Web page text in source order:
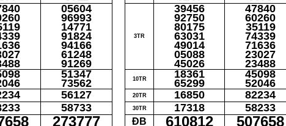
05604
96993
14771
91824
94166
61248
91269
51347
73562
56127
58733
273777
3TR
10TR
20TR
30TR
ĐB
39456
92750
80175
63031
49014
05088
45026
18361
65299
16850
17318
610812
47840
60260
35119
74339
71636
23027
23488
45098
52046
82234
58233
507658